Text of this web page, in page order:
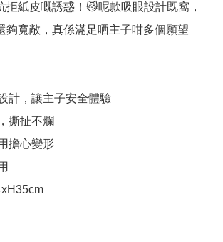
拒紙皮嘅誘惑！😼呢款吸眼設計既窩，
夠寬敞，真係滿足哂主子咁多個願望
計，讓主子安全體驗
撕扯不爛
擔心變形